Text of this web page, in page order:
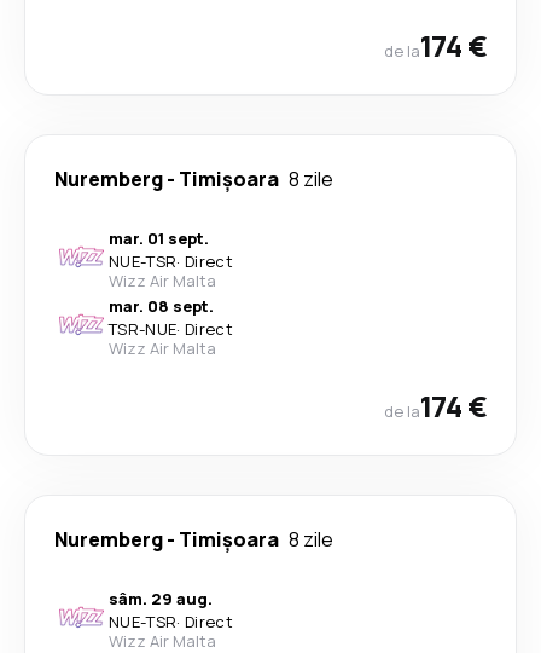
de la174 €
Nuremberg- Timișoara 8 zile
mar. 01 sept.
NUE-TSR· Direct
Wizz Air Malta
mar. 08 sept.
TSR-NUE· Direct
Wizz Air Malta
de la174 €
Nuremberg- Timișoara 8 zile
sâm. 29 aug.
NUE-TSR· Direct
Wizz Air Malta